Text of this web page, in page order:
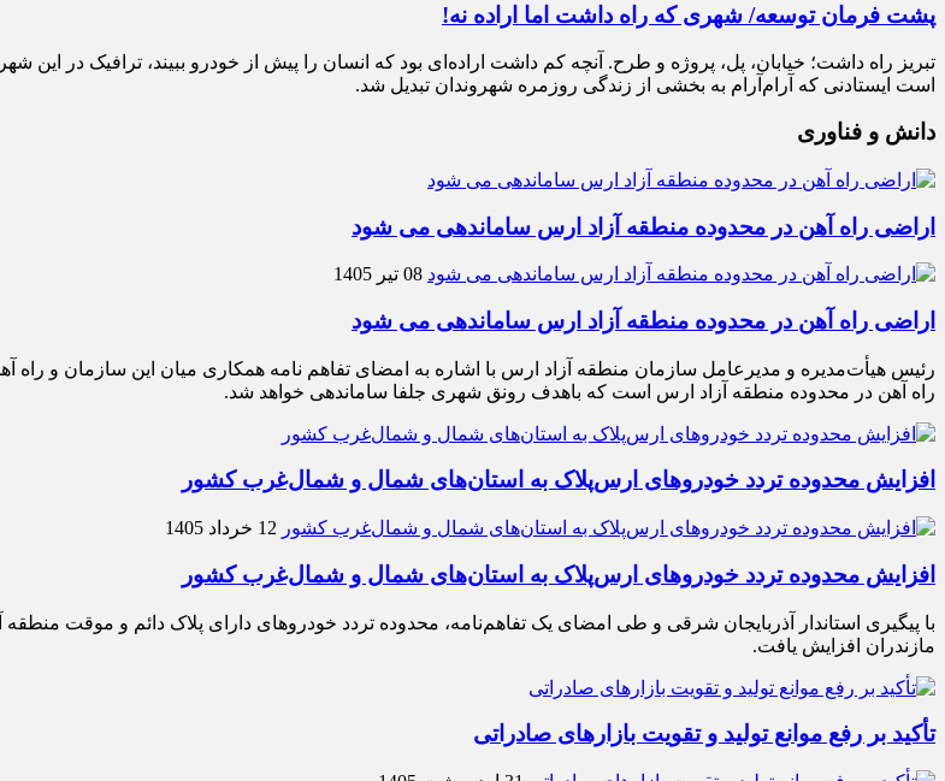
پشت فرمان توسعه/ شهری که راه داشت اما اراده نه!
تبریز راه داشت؛ خیابان، پل، پروژه و طرح. آنچه کم داشت اراده‌ای بود که انسان را پیش از خودرو ببیند، ترافیک در
است ایستادنی که آرام‌آرام به بخشی از زندگی روزمره شهروندان تبدیل شد.
دانش و فناوری
اراضی راه آهن در محدوده منطقه آزاد ارس ساماندهی می شود
08 تیر 1405
اراضی راه آهن در محدوده منطقه آزاد ارس ساماندهی می شود
رئیس هیأت‌مدیره و مدیرعامل سازمان منطقه آزاد ارس با اشاره به امضای تفاهم نامه همکاری میان این سازمان و راه
راه آهن در محدوده منطقه آزاد ارس است که باهدف رونق شهری جلفا ساماندهی خواهد شد.
افزایش محدوده تردد خودروهای ارس‌پلاک به استان‌های شمال و شمال‌غرب کشور
12 خرداد 1405
افزایش محدوده تردد خودروهای ارس‌پلاک به استان‌های شمال و شمال‌غرب کشور
با پیگیری استاندار آذربایجان شرقی و طی امضای یک تفاهم‌نامه، محدوده تردد خودروهای دارای پلاک دائم و موقت
مازندران افزایش یافت.
تأکید بر رفع موانع تولید و تقویت بازارهای صادراتی